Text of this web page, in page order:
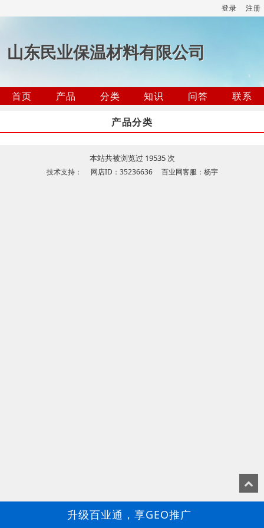
登录 注册
山东民业保温材料有限公司
首页 产品 分类 知识 问答
联系
产品分类
本站共被浏览过 19535 次
技术支持： 网店ID：35236636 百业网客服：杨宇
升级百业通，享GEO推广